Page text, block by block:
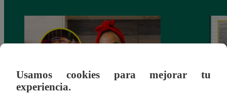
Usamos cookies para mejorar tu
experiencia.